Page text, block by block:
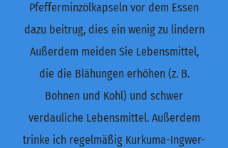
Pfefferminzölkapseln vor dem Essen
dazu beitrug, dies ein wenig zu lindern
Außerdem meiden Sie Lebensmittel,
die die Blähungen erhöhen (z. B.
Bohnen und Kohl) und schwer
verdauliche Lebensmittel. Außerdem
trinke ich regelmäßig Kurkuma-Ingwer-